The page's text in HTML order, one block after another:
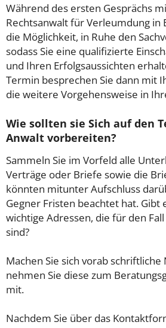
Während des ersten Gesprächs
Rechtsanwalt für Verleumdung in
die Möglichkeit, in Ruhe den
sodass Sie eine qualifizierte
und Ihren Erfolgsaussichten
Termin besprechen Sie dann mit
die weitere Vorgehensweise in
Wie sollten sie Sich auf den
Anwalt vorbereiten?
Sammeln Sie im Vorfeld alle
Verträge oder Briefe sowie die
könnten mitunter Aufschluss
Gegner Fristen beachtet hat. Gibt
wichtige Adressen, die für den
sind?
Machen Sie sich vorab schriftliche
nehmen Sie diese zum
mit.
Nachdem Sie über das